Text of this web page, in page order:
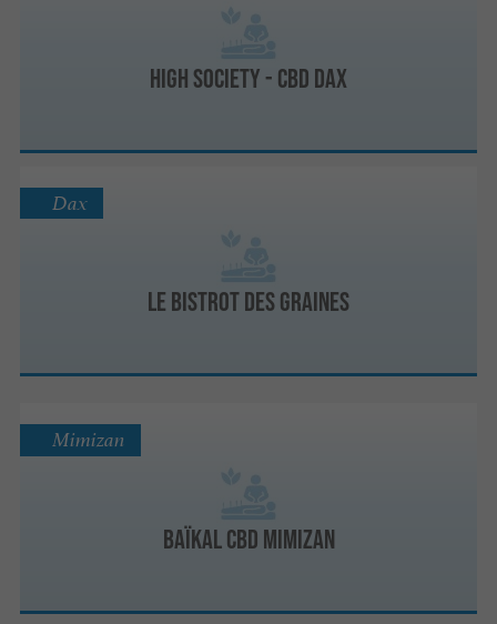
High Society - CBD Dax
Le Bistrot des Graines
Dax
Baïkal CBD Mimizan
Mimizan